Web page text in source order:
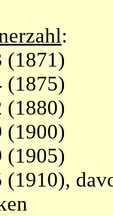
:
(1871)
(1875)
(1880)
(1900)
(1905)
(1910),